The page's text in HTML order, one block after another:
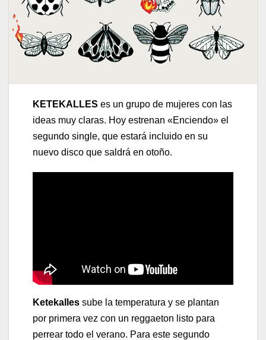
KETEKALLES es un grupo de mujeres con las
ideas muy claras. Hoy estrenan «Enciendo» el
segundo single, que estará incluido en su
nuevo disco que saldrá en otoño.
Ketekalles sube la temperatura y se plantan
por primera vez con un reggaeton listo para
perrear todo el verano. Para este segundo